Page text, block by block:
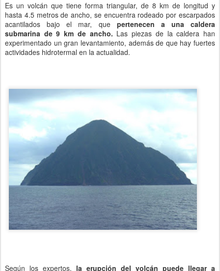
Es un volcán que tiene forma triangular, de 8 km de longitud y
hasta 4.5 metros de ancho, se encuentra rodeado por escarpados
acantilados bajo el mar, que pertenecen a una caldera
submarina de 9 km de ancho. Las piezas de la caldera han
experimentado un gran levantamiento, además de que hay fuertes
actividades hidrotermal en la actualidad.
Según los expertos, la erupción del volcán puede llegar a